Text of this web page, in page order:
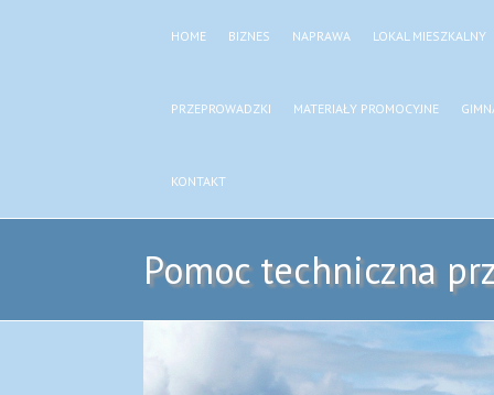
HOME BIZNES NAPRAWA LOKAL MIESZKALNY
PRZEPROWADZKI MATERIAŁY PROMOCYJNE
KONTAKT
Pomoc techniczna